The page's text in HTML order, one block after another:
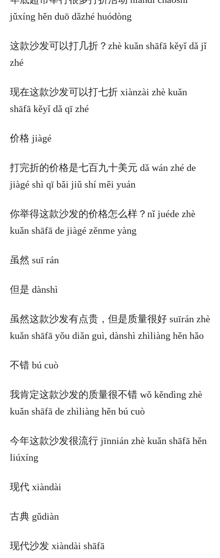
jǔxíng hěn duō dǎzhé huódòng
这款沙发可以打几折？zhè kuǎn shāfā kěyǐ dǎ jǐ
zhé
现在这款沙发可以打七折 xiànzài zhè kuǎn
shāfā kěyǐ dǎ qī zhé
价格 jiàgé
打完折的价格是七百九十美元 dǎ wán zhé de
jiàgé shì qī bǎi jiǔ shí měi yuán
你举得这款沙发的价格怎么样？nǐ juéde zhè
kuǎn shāfā de jiàgé zěnme yàng
虽然 suī rán
但是 dànshì
虽然这款沙发有点贵，但是质量很好 suīrán zhè
kuǎn shāfā yǒu diǎn guì, dànshì zhìliàng hěn hǎo
不错 bú cuò
我肯定这款沙发的质量很不错 wǒ kěndìng zhè
kuǎn shāfā de zhìliàng hěn bú cuò
今年这款沙发很流行 jīnnián zhè kuǎn shāfā hěn
liúxíng
现代 xiàndài
古典 gǔdiàn
现代沙发 xiàndài shāfā